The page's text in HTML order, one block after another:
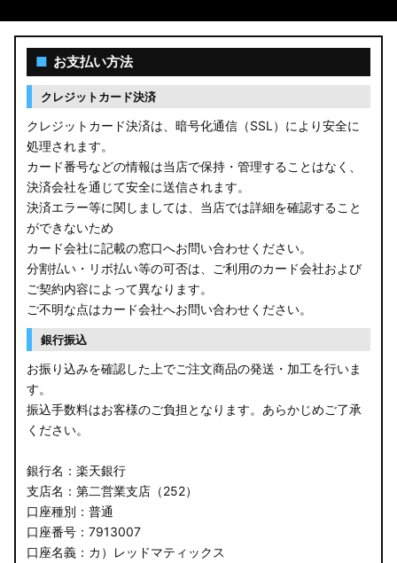
T32 エクストレイル
C28 セレナ
B21A デイズルークス
E13 ノート
E12 ノート
B44A/B45A B47A/B48A ルークス ハイウェイスター
JF3/4 N-BOX カスタム
JH3/4 N-WGN
JH1/2 N-WGN
RT5/6 RW1/2 CR-V
RU3/4 ヴェゼル
JW5 S660
■ お支払い方法
クレジットカード決済
クレジットカード決済は、暗号化通信（SSL）により安全に
処理されます。
カード番号などの情報は当店で保持・管理することはなく、
決済会社を通じて安全に送信されます。
決済エラー等に関しましては、当店では詳細を確認すること
ができないため
カード会社に記載の窓口へお問い合わせください。
分割払い・リボ払い等の可否は、ご利用のカード会社および
ご契約内容によって異なります。
ご不明な点はカード会社へお問い合わせください。
銀行振込
お振り込みを確認した上でご注文商品の発送・加工を行いま
す。
振込手数料はお客様のご負担となります。あらかじめご了承
ください。
銀行名：楽天銀行
支店名：第二営業支店（252）
口座種別：普通
口座番号：7913007
口座名義：カ）レッドマティックス